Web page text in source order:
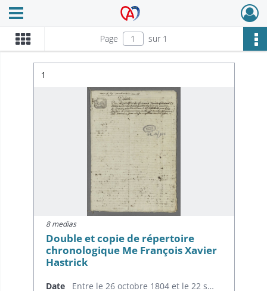
Archives Alsace - Colmar
Ouvrir le menu déroulant
Page sur 1
Résultat n°
1
8 medias
Double et copie de répertoire
chronologique Me François Xavier
Hastrick
Date
Entre le 26 octobre 1804 et le 22 septembre 1805